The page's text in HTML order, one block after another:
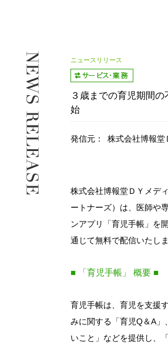
ニュースリリース
３歳までの育児期間
始
発信元： 株式会社博報堂
株式会社博報堂ＤＹメデ
ートナーズ）は、医師や
ンアプリ「育児手帳」を
通じて無料で配信いたしま
■ 「育児手帳」 概要 ■
育児手帳は、育児を支援
みに関する「育児Q＆A
いこと」などを提供し、